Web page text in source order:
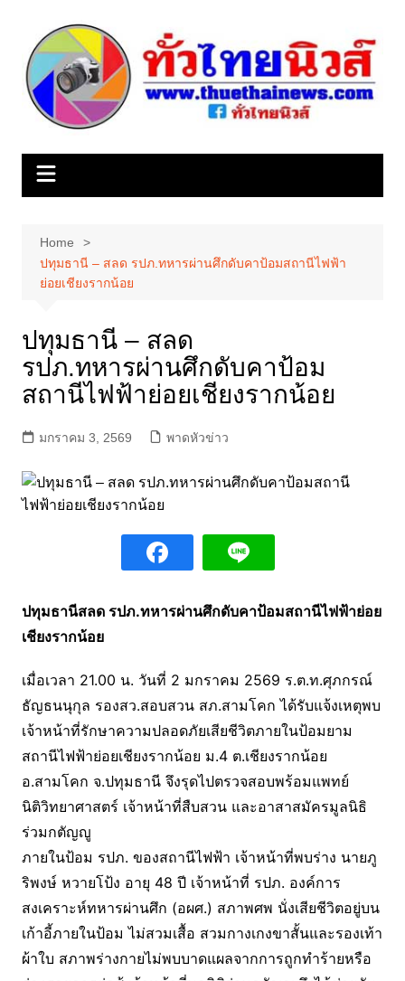
content
Home
ปทุมธานี – สลด รปภ.ทหารผ่านศึกดับคาป้อมสถานีไฟฟ้า
ย่อยเชียงรากน้อย
ปทุมธานี – สลด
รปภ.ทหารผ่านศึกดับคาป้อม
สถานีไฟฟ้าย่อยเชียงรากน้อย
มกราคม 3, 2569 พาดหัวข่าว
ปทุมธานีสลด รปภ.ทหารผ่านศึกดับคาป้อมสถานีไฟฟ้าย่อย
เชียงรากน้อย
เมื่อเวลา 21.00 น. วันที่ 2 มกราคม 2569 ร.ต.ท.ศุภกรณ์
ธัญธนนุกุล รองสว.สอบสวน สภ.สามโคก ได้รับแจ้งเหตุพบ
เจ้าหน้าที่รักษาความปลอดภัยเสียชีวิตภายในป้อมยาม
สถานีไฟฟ้าย่อยเชียงรากน้อย ม.4 ต.เชียงรากน้อย
อ.สามโคก จ.ปทุมธานี จึงรุดไปตรวจสอบพร้อมแพทย์
นิติวิทยาศาสตร์ เจ้าหน้าที่สืบสวน และอาสาสมัครมูลนิธิ
ร่วมกตัญญู
ภายในป้อม รปภ. ของสถานีไฟฟ้า เจ้าหน้าที่พบร่าง นายภู
ริพงษ์ หวายโป้ง อายุ 48 ปี เจ้าหน้าที่ รปภ. องค์การ
สงเคราะห์ทหารผ่านศึก (อผศ.) สภาพศพ นั่งเสียชีวิตอยู่บน
เก้าอี้ภายในป้อม ไม่สวมเสื้อ สวมกางเกงขาสั้นและรองเท้า
ผ้าใบ สภาพร่างกายไม่พบบาดแผลจากการถูกทำร้ายหรือ